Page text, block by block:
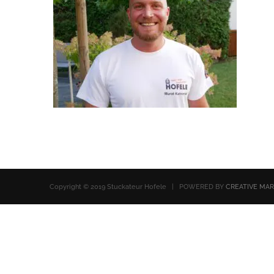
Copyright © 2019 Stuckateur Hofele | POWERED BYCREATIVE